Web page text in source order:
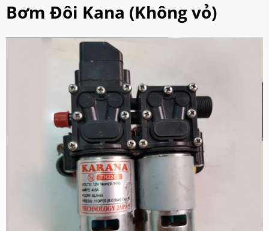
Bơm Đôi Kana (Không vỏ)